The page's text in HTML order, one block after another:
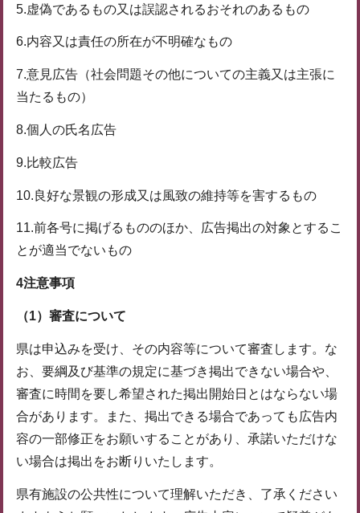
5.虚偽であるもの又は誤認されるおそれのあるもの
6.内容又は責任の所在が不明確なもの
7.意見広告（社会問題その他についての主義又は主張に
当たるもの）
8.個人の氏名広告
9.比較広告
10.良好な景観の形成又は風致の維持等を害するもの
11.前各号に掲げるもののほか、広告掲出の対象とするこ
とが適当でないもの
4注意事項
（1） 審査について
県は申込みを受け、その内容等について審査します。な
お、要綱及び基準の規定に基づき掲出できない場合や、
審査に時間を要し希望された掲出開始日とはならない場
合があります。また、掲出できる場合であっても広告内
容の一部修正をお願いすることがあり、承諾いただけな
い場合は掲出をお断りいたします。
県有施設の公共性について理解いただき、了承ください